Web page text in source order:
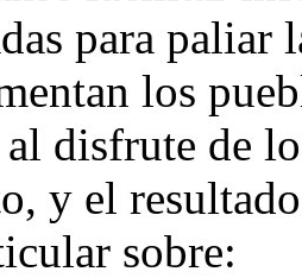
para paliar
los
disfrute de
y el
sobre: